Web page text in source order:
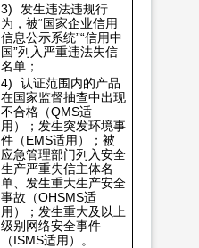
3)
发生违法违规行
为，被“国家企业信用
信息公示系统”“信用中
国”列入严重违法失信
名单；
4)
认证范围内的产品
在国家监督抽查中出现
不合格（QMS适
用）；发生突发环境事
件（EMS适用）；被
应急管理部门列入安全
生产严重失信主体名
单、发生重大生产安全
事故（OHSMS适
用）；发生重大及以上
级别网络安全事件
（ISMS适用）。